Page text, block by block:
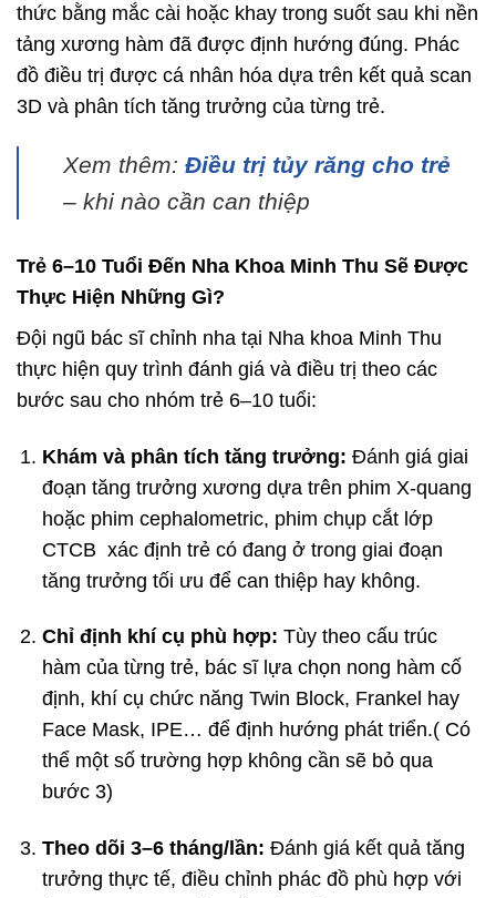
thức bằng mắc cài hoặc khay trong suốt sau khi nền
tảng xương hàm đã được định hướng đúng. Phác
đồ điều trị được cá nhân hóa dựa trên kết quả scan
3D và phân tích tăng trưởng của từng trẻ.
Xem thêm: Điều trị tủy răng cho trẻ
– khi nào cần can thiệp
Trẻ 6–10 Tuổi Đến Nha Khoa Minh Thu Sẽ Được
Thực Hiện Những Gì?
Đội ngũ bác sĩ chỉnh nha tại Nha khoa Minh Thu
thực hiện quy trình đánh giá và điều trị theo các
bước sau cho nhóm trẻ 6–10 tuổi:
Khám và phân tích tăng trưởng: Đánh giá giai
đoạn tăng trưởng xương dựa trên phim X-quang
hoặc phim cephalometric, phim chụp cắt lớp
CTCB xác định trẻ có đang ở trong giai đoạn
tăng trưởng tối ưu để can thiệp hay không.
Chỉ định khí cụ phù hợp: Tùy theo cấu trúc
hàm của từng trẻ, bác sĩ lựa chọn nong hàm cố
định, khí cụ chức năng Twin Block, Frankel hay
Face Mask, IPE… để định hướng phát triển.( Có
thể một số trường hợp không cần sẽ bỏ qua
bước 3)
Theo dõi 3–6 tháng/lần: Đánh giá kết quả tăng
trưởng thực tế, điều chỉnh phác đồ phù hợp với